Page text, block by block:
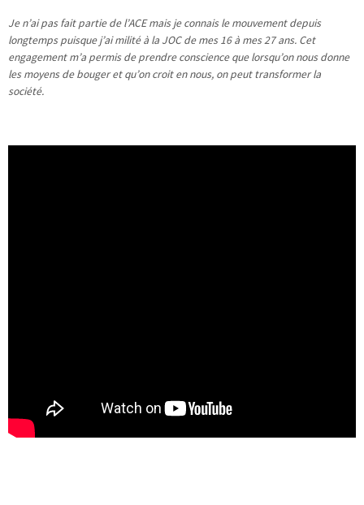
Je n’ai pas fait partie de l’ACE mais je connais le mouvement depuis
longtemps puisque j’ai milité à la JOC de mes 16 à mes 27 ans. Cet
engagement m’a permis de prendre conscience que lorsqu’on nous donne
les moyens de bouger et qu’on croit en nous, on peut transformer la
société.